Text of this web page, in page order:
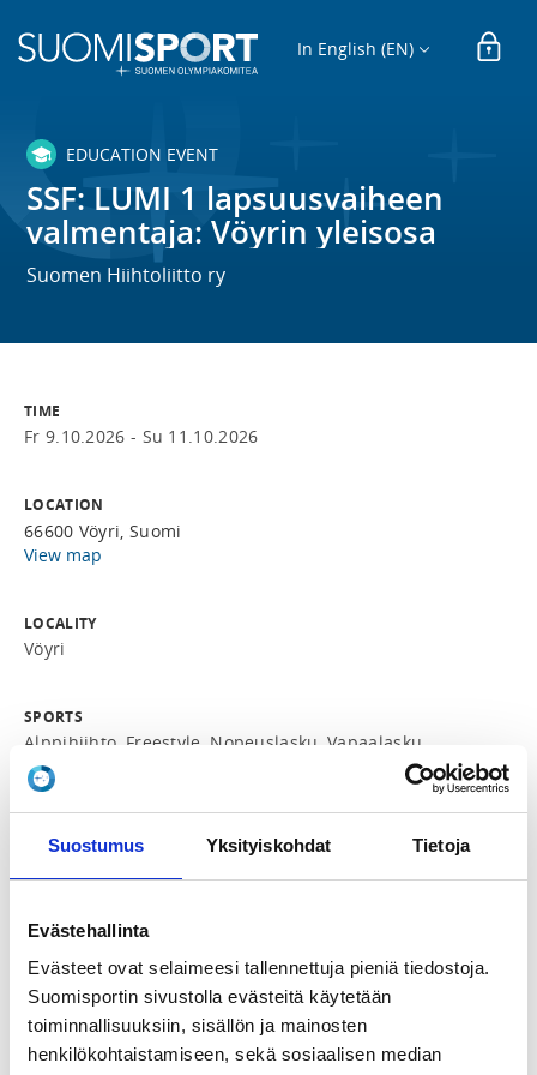
Suostumus Yksityiskohdat Tietoja
Evästehallinta
Evästeet ovat selaimeesi tallennettuja pieniä tiedostoja.
Suomisportin sivustolla evästeitä käytetään
toiminnallisuuksiin, sisällön ja mainosten
henkilökohtaistamiseen, sekä sosiaalisen median
In English (EN)
EDUCATION EVENT
SSF: LUMI 1 lapsuusvaiheen
valmentaja: Vöyrin yleisosa
Suomen Hiihtoliitto ry
TIME
Fr 9.10.2026 - Su 11.10.2026
LOCATION
66600 Vöyri, Suomi
View map
LOCALITY
Vöyri
SPORTS
Alppihiihto, Freestyle, Nopeuslasku, Vapaalasku
REGISTRATION PERIOD
We 10.6.2026 at 15:00 - Su 13.9.2026 at 21:00
Yleisosan koulutus ilman täyshoitoa. Utan Helpension
230,00 €
Yleisosan koulutus täyshoidolla. Med helpension
350,00 €